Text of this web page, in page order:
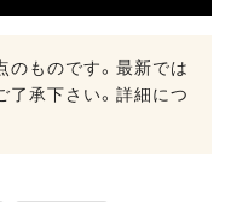
のものです。最新では
了承下さい。詳細につ